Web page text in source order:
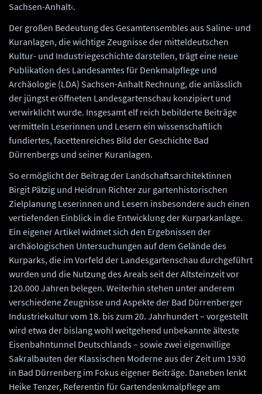
Sachsen-Anhalt‹.
Der großen Bedeutung des Gesamtensembles aus Saline- und
Kuranlagen, die wichtige Zeugnisse der mitteldeutschen
Kultur- und Industriegeschichte darstellen, trägt eine neue
Publikation des Landesamtes für Denkmalpflege und
Archäologie (LDA) Sachsen-Anhalt Rechnung, die anlässlich
der jüngst eröffneten Landesgartenschau konzipiert und
verwirklicht wurde. Insgesamt elf reich bebilderte Beiträge
vermitteln Leserinnen und Lesern ein wissenschaftlich
fundiertes, facettenreiches Bild der Geschichte Bad
Dürrenbergs und seiner Kuranlagen.
So ermöglicht der Beitrag der Landschaftsarchitektinnen
Birgit Pätzig und Heidrun Richter zur gartenhistorischen
Zielplanung Leserinnen und Lesern insbesondere auch einen
vertiefenden Einblick in die Entwicklung der Kurparkanlage.
Ein eigener Artikel widmet sich den Ergebnissen der
archäologischen Untersuchungen auf dem Gelände des
Kurparks, die im Vorfeld der Landesgartenschau durchgeführt
wurden und die Nutzung des Areals seit der Altsteinzeit vor
120.000 Jahren belegen. Weiterhin stehen unter anderem
verschiedene Zeugnisse und Aspekte der Bad Dürrenberger
Industriekultur vom 18. bis zum 20. Jahrhundert – vorgestellt
wird etwa der bislang wohl weitgehend unbekannte älteste
Eisenbahntunnel Deutschlands – sowie zwei eigenwillige
Sakralbauten der Klassischen Moderne aus der Zeit um 1930
in Bad Dürrenberg im Fokus eigener Beiträge. Daneben lenkt
Heike Tenzer, Referentin für Gartendenkmalpflege am